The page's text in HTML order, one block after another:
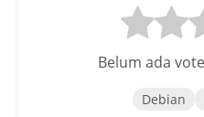
Belum ada
Debian